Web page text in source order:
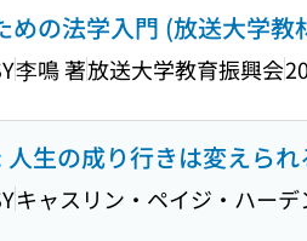
めの法学入門 (放送大学
李鳴 著放送大学教育振興会
生の成り行きは変えられ
キャスリン・ペイジ・ハーデ